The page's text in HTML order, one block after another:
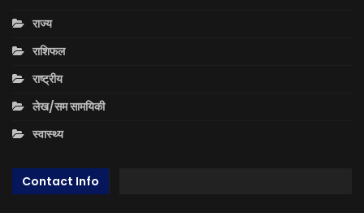
राज्य
राशिफल
राष्ट्रीय
लेख/सम सामयिकी
स्वास्थ्य
Contact Info